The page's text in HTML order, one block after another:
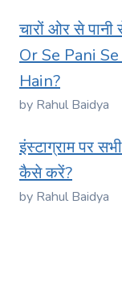
चारों ओर से
Or Se Pani
Hain?
by Rahul Baidya
इंस्टाग्राम पर
कैसे करें?
by Rahul Baidya